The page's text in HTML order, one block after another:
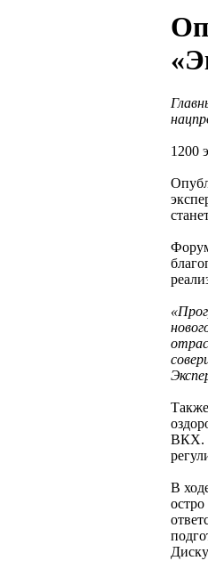
1200
ВКХ.
В